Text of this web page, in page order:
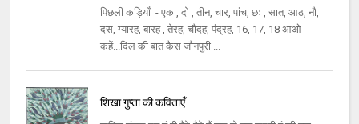
पिछली कड़ियाँ - एक , दो , तीन, चार, पांच, छः , सात, आठ, नौ,
दस, ग्यारह, बारह , तेरह, चौदह, पंद्रह, 16, 17, 18 आओ
कहें...दिल की बात कैस जौनपुरी ...
शिखा गुप्‍ता की कविताएँ